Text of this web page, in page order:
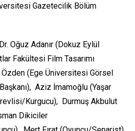
Gazetecilik Bölüm
Oğuz Adanır (Dokuz Eylül
Fakültesi Film Tasarımı
(Ege Üniversitesi Görsel
Aziz İmamoğlu (Yaşar
Kurgucu), Durmuş Akbulut
Dikiciler